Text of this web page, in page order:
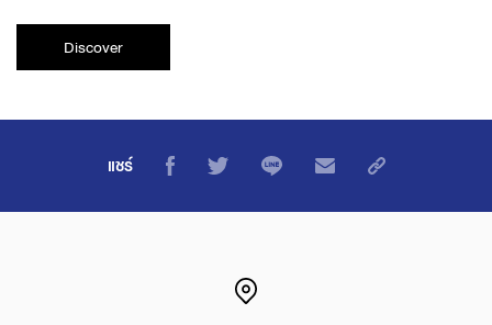
Discover
แชร์